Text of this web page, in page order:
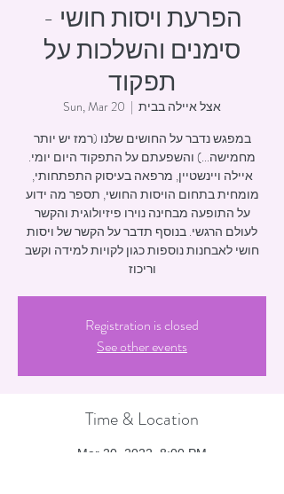
הפרעת ויסות חושי -
סימנים והשלכות על
תפקוד
Sun, Mar 20
  |
אצל איילה בבית
במפגש נדבר על החושים שלנו (רמז יש יותר
מחמישה...) והשפעתם על התפקוד היום יומי.
איילה ויינשטיין, מרפאה בעיסוק התפתחותי,
מומחית בתחום הויסות החושי, תספר מה ידוע
על התופעה מבחינה נוירו פיזיולוגית והקשר
לעולם הרגשי. בנוסף תדבר על הקשר של ויסות
חושי לאבחנות נוספות כגון לקויות למידה וקשב
וריכוז
Registration is closed
See other events
Time & Location
Mar 20, 2022, 8:00 PM